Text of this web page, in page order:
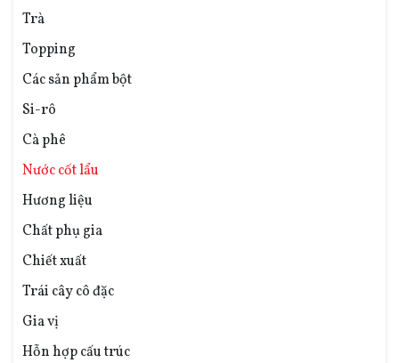
Trà
Topping
Các sản phẩm bột
Si-rô
Cà phê
Nước cốt lẩu
Hương liệu
Chất phụ gia
Chiết xuất
Trái cây cô đặc
Gia vị
Hỗn hợp cấu trúc